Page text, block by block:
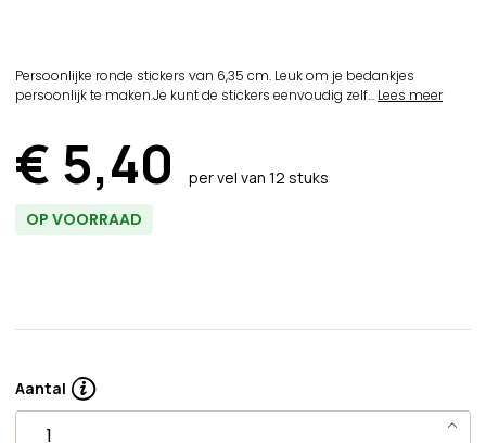
Persoonlijke ronde stickers van 6,35 cm. Leuk om je bedankjes
persoonlijk te maken.Je kunt de stickers eenvoudig zelf... Lees meer
€ 5,40 per vel van 12 stuks
OP VOORRAAD
Aantal